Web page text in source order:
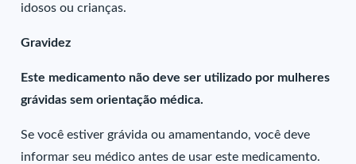
idosos ou crianças.
Gravidez
Este medicamento não deve ser utilizado por mulheres
grávidas sem orientação médica.
Se você estiver grávida ou amamentando, você deve
informar seu médico antes de usar este medicamento.